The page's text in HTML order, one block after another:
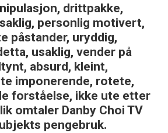
drittpakke,
personlig motivert,
påstander, uryddig,
usaklig, vender på
absurd, kleint,
imponerende, rotete,
forståelse, ikke ute etter
omtaler Danby Choi TV
pengebruk.